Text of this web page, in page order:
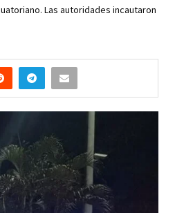
Las autoridades incautaron